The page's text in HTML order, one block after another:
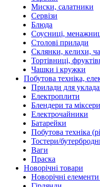
Миски, салатники
Сервізи
Блюда
Соусниці,
Столові прилади
Склянки, келихи,
Тортівниці,
Чашки і кружки
Побутова техніка,
Прилади для
Електроплити
Блендери та міксери
Електрочайники
Батарейки
Побутова техніка
Тостери/
Ваги
Праска
Новорічні товари
Новорічні